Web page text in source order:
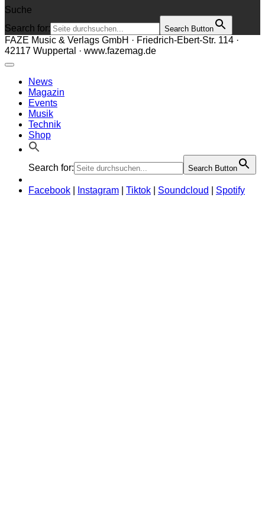
Suche
Search for:
Search Button
FAZE Music & Verlags GmbH · Friedrich-Ebert-Str. 114 ·
42117 Wuppertal · www.fazemag.de
News
Magazin
Events
Musik
Technik
Shop
Search for: Search Button
Facebook Instagram Tiktok Soundcloud Spotify